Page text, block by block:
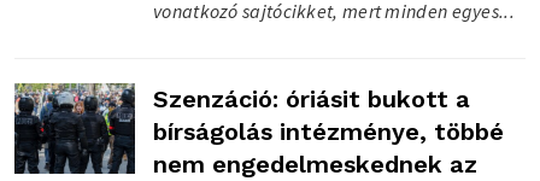
vonatkozó sajtócikket, mert minden egyes...
Szenzáció: óriásit bukott a
bírságolás intézménye, többé
nem engedelmeskednek az